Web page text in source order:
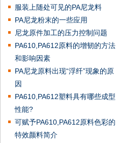
服装上随处可见的PA尼龙料
PA尼龙粉末的一些应用
尼龙原件加工的压力控制问题
PA610,PA612原料的增韧的方法
和影响因素
PA尼龙原料出现“浮纤”现象的原
因
PA610,PA612塑料具有哪些成型
性能?
可赋予PA610,PA612原料色彩的
特效颜料简介